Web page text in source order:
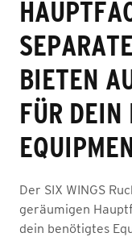
BIETEN
FÜR DEIN
Der SIX WINGS
geräumigen
dein benötigtes